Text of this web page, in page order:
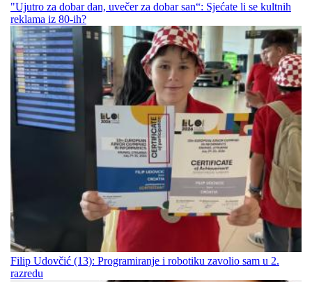
"Ujutro za dobar dan, uvečer za dobar san“: Sjećate li se kultnih
reklama iz 80-ih?
Filip Udovčić (13): Programiranje i robotiku zavolio sam u 2.
razredu